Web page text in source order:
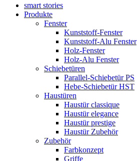
smart stories
Produkte
Fenster
Kunststoff-Fenster
Kunststoff-Alu Fenster
Holz-Fenster
Holz-Alu Fenster
Schiebetüren
Parallel-Schiebetür PS
Hebe-Schiebetür HST
Haustüren
Haustür classique
Haustür elegance
Haustür prestige
Haustür Zubehör
Zubehör
Farbkonzept
Griffe